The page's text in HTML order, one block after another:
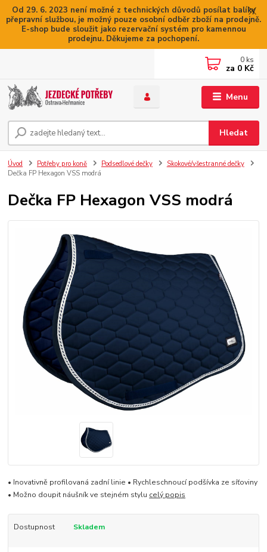
Od 29. 6. 2023 není možné z technických důvodů posílat balíky
přepravní službou, je možný pouze osobní odběr zboží na prodejně.
E-shop bude sloužit jako rezervační systém pro kamennou
prodejnu. Děkujeme za pochopení.
Menu
Hledat
0 ks
za 0 Kč
Úvod Potřeby pro koně Podsedlové dečky
Skokové/všestranné dečky
Dečka FP Hexagon VSS modrá
Dečka FP Hexagon VSS modrá
• Inovativně profilovaná zadní linie • Rychleschnoucí podšívka ze síťoviny
• Možno doupit náušník ve stejném stylu celý popis
Dostupnost Skladem